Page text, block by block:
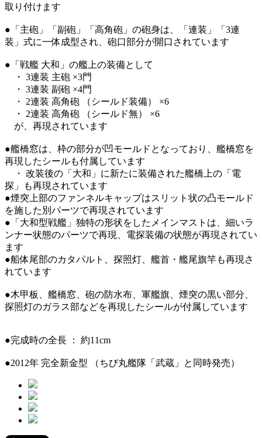
取り付けます
●「主砲」「副砲」「高角砲」の砲身は、「連装」「3連
装」式に一体成型され、砲口部分が開口されています
●「戦艦 大和」の艦上の装備として
・ 3連装 主砲 ×3門
・ 3連装 副砲 ×4門
・ 2連装 高角砲 （シールド装備） ×6
・ 2連装 高角砲 （シールド無） ×6
が、再現されています
●艦橋窓は、枠の部分が凹モールドとなっており、艦橋窓を
再現したシールも付属しています
・ 改装後の「大和」に新たに装備された艦橋上の「電
探」も再現されています
●煙突上部のファンネルキャップはスリット状の凸モールド
を施した別パーツで再現されています
●「大和型戦艦」独特の形状をしたメインマストは、細いラ
ンナー状態のパーツで再現、電探装備の状態が再現されてい
ます
●船体尾部のカタパルト、探照灯、艦首・艦尾旗竿も再現さ
れています
●木甲板、艦橋窓、砲の防水布、軍艦旗、煙突の黒い部分、
探照灯のガラス部などを再現したシールが付属しています
●完成時の全長 ： 約11cm
●2012年 完全新金型 （ちび丸艦隊「武蔵」と同時発売）